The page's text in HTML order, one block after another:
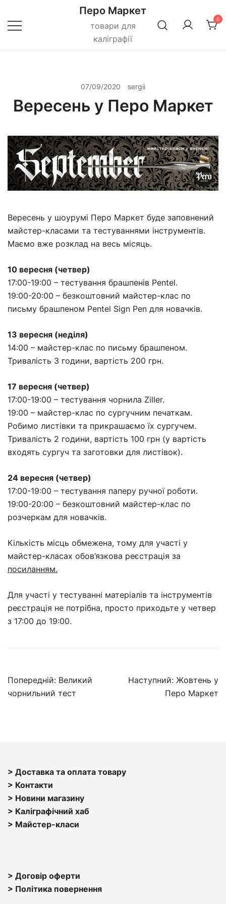
до
вмісту
Перо Маркет
товари для
каліграфії
0
07/09/2020 sergii
Вересень у Перо Маркет
Вересень у шоурумі Перо Маркет буде заповнений
майстер-класами та тестуваннями інструментів.
Маємо вже розклад на весь місяць.
10 вересня (четвер)
17:00-19:00 – тестування брашпенів Pentel.
19:00-20:00 – безкоштовний майстер-клас по
письму брашпеном Pentel Sign Pen для новачків.
13 вересня (неділя)
14:00 – майстер-клас по письму брашпеном.
Тривалість 3 години, вартість 200 грн.
17 вересня (четвер)
17:00-19:00 – тестування чорнила Ziller.
19:00 – майстер-клас по сургучним печаткам.
Робимо листівки та прикрашаємо їх сургучем.
Тривалість 2 години, вартість 100 грн (у вартість
входять сургуч та заготовки для листівок).
24 вересня (четвер)
17:00-19:00 – тестування паперу ручної роботи.
19:00-20:00 – безкоштовний майстер-клас по
розчеркам для новачків.
Кількість місць обмежена, тому для участі у
майстер-класах обов’язкова реєстрація за
посиланням.
Для участі у тестуванні матеріалів та інструментів
реєстрація не потрібна, просто приходьте у четвер
з 17:00 до 19:00.
Навігація
записів
Попередній: Великий
чорнильний тест
Наступний: Жовтень у
Перо Маркет
> Доставка та оплата товару
> Контакти
> Новини магазину
> Каліграфічний хаб
> Майстер-класи
> Договір оферти
> Політика повернення